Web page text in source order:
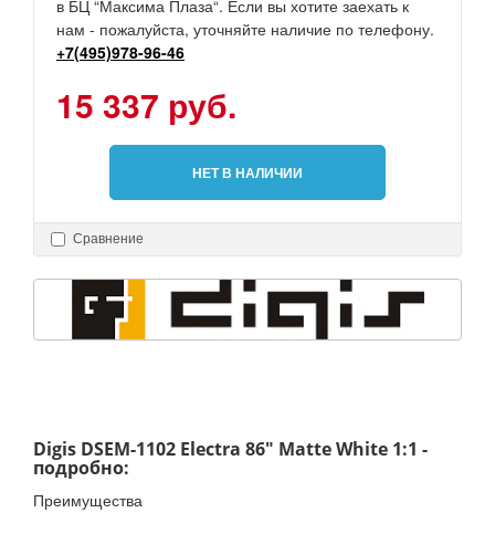
в БЦ “Максима Плаза“. Если вы хотите заехать к
нам - пожалуйста, уточняйте наличие по телефону.
+7(495)978-96-46
15 337 руб.
НЕТ В НАЛИЧИИ
Сравнение
Digis DSEM-1102 Electra 86" Matte White 1:1 -
подробно:
Преимущества